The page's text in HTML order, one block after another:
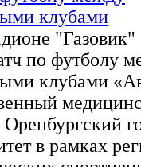
по футболу
клубами
в рамках